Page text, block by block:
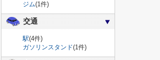
ジム(1件)
交通
駅(4件)
ガソリンスタンド(1件)